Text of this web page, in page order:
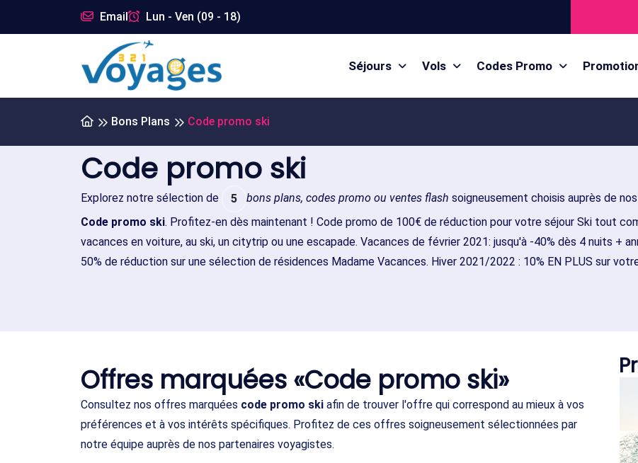
Email Lun - Ven (09 - 18)
Séjours Vols Codes Promo
Bons Plans Code promo ski
Code promo ski
Explorez notre sélection de 5 bons plans, codes promo ou ventes flash soigneusement choisis auprès de
Code promo ski. Profitez-en dès maintenant ! Code promo de 100€ de réduction pour votre séjour Ski tout
vacances en voiture, au ski, un citytrip ou une escapade. Vacances de février 2021: jusqu'à -40% dès 4 nuits +
50% de réduction sur une sélection de résidences Madame Vacances. Hiver 2021/2022 : 10% EN PLUS sur
Offres marquées «Code promo ski»
Consultez nos offres marquées code promo ski afin de trouver l'offre qui correspond au mieux à vos
préférences et à vos intérêts spécifiques. Profitez de ces offres soigneusement sélectionnées par
notre équipe auprès de nos partenaires voyagistes.